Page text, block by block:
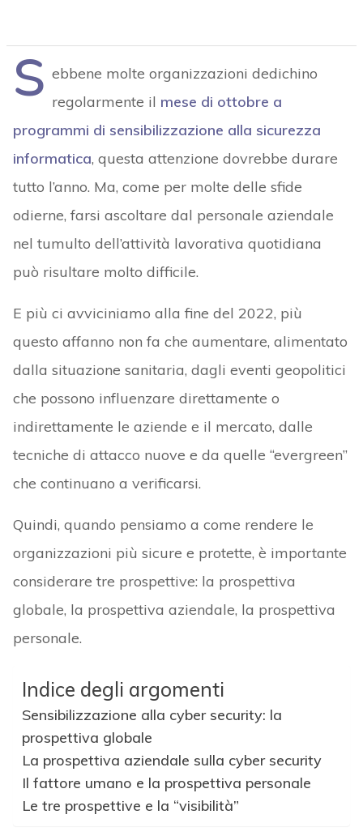
S ebbene molte organizzazioni dedichino
regolarmente il mese di ottobre a
programmi di sensibilizzazione alla sicurezza
informatica, questa attenzione dovrebbe durare
tutto l’anno. Ma, come per molte delle sfide
odierne, farsi ascoltare dal personale aziendale
nel tumulto dell’attività lavorativa quotidiana
può risultare molto difficile.
E più ci avviciniamo alla fine del 2022, più
questo affanno non fa che aumentare, alimentato
dalla situazione sanitaria, dagli eventi geopolitici
che possono influenzare direttamente o
indirettamente le aziende e il mercato, dalle
tecniche di attacco nuove e da quelle “evergreen”
che continuano a verificarsi.
Quindi, quando pensiamo a come rendere le
organizzazioni più sicure e protette, è importante
considerare tre prospettive: la prospettiva
globale, la prospettiva aziendale, la prospettiva
personale.
Indice degli argomenti
Sensibilizzazione alla cyber security: la
prospettiva globale
La prospettiva aziendale sulla cyber security
Il fattore umano e la prospettiva personale
Le tre prospettive e la “visibilità”